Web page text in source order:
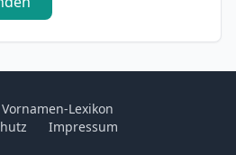
Lexikon
Impressum